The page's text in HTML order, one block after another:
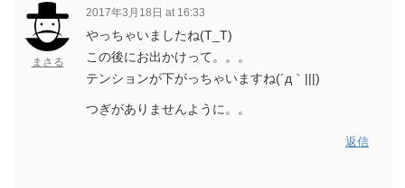
まさる
2017年3月18日 at 16:33
やっちゃいましたね(T_T)
この後にお出かけって。。。
テンションが下がっちゃいますね(´д｀|||)
つぎがありませんように。。
返信